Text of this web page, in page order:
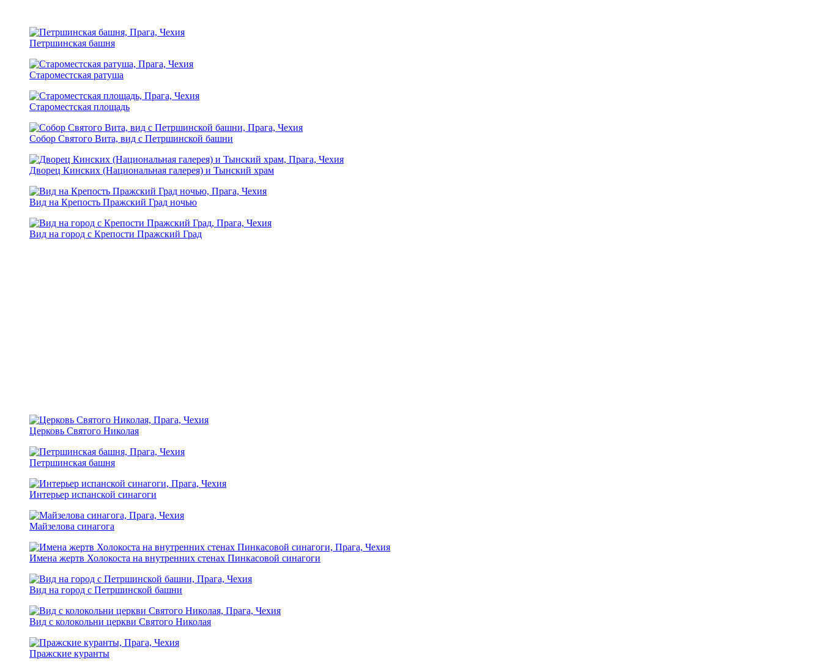
Петршинская башня
Староместская ратуша
Староместская площадь
Собор Святого Вита, вид с Петршинской башни
Дворец Кинских (Национальная галерея) и Тынский храм
Вид на Крепость Пражский Град ночью
Вид на город с Крепости Пражский Град
Церковь Святого Николая
Петршинская башня
Интерьер испанской синагоги
Майзелова синагога
Имена жертв Холокоста на внутренних стенах Пинкасовой синагоги
Вид на город с Петршинской башни
Вид с колокольни церкви Святого Николая
Пражские куранты